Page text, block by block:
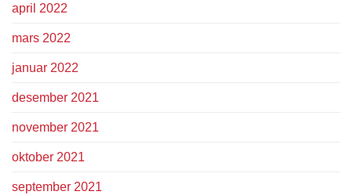
april 2022
mars 2022
januar 2022
desember 2021
november 2021
oktober 2021
september 2021